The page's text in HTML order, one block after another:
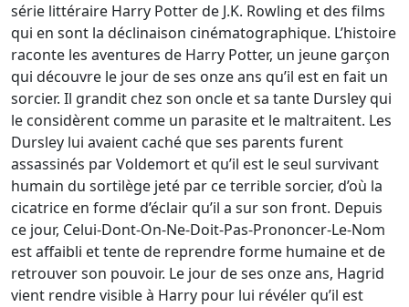
série littéraire Harry Potter de J.K. Rowling et des films
qui en sont la déclinaison cinématographique. L’histoire
raconte les aventures de Harry Potter, un jeune garçon
qui découvre le jour de ses onze ans qu’il est en fait un
sorcier. Il grandit chez son oncle et sa tante Dursley qui
le considèrent comme un parasite et le maltraitent. Les
Dursley lui avaient caché que ses parents furent
assassinés par Voldemort et qu’il est le seul survivant
humain du sortilège jeté par ce terrible sorcier, d’où la
cicatrice en forme d’éclair qu’il a sur son front. Depuis
ce jour, Celui-Dont-On-Ne-Doit-Pas-Prononcer-Le-Nom
est affaibli et tente de reprendre forme humaine et de
retrouver son pouvoir. Le jour de ses onze ans, Hagrid
vient rendre visible à Harry pour lui révéler qu’il est